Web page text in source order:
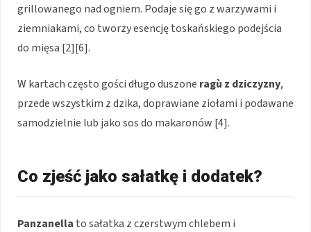
grillowanego nad ogniem. Podaje się go z warzywami i
ziemniakami, co tworzy esencję toskańskiego podejścia
do mięsa [2][6].
W kartach często gości długo duszone ragù z dziczyzny,
przede wszystkim z dzika, doprawiane ziołami i podawane
samodzielnie lub jako sos do makaronów [4].
Co zjeść jako sałatkę i dodatek?
Panzanella to sałatka z czerstwym chlebem i